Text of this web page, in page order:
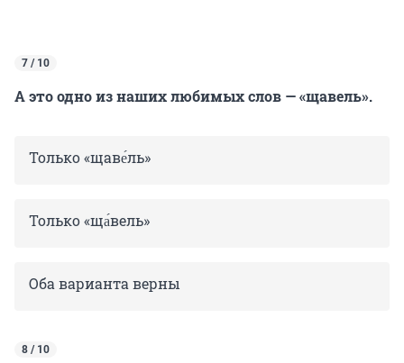
7 / 10
А это одно из наших любимых слов — «щавель».
Только «щаве́ль»
Только «ща́вель»
Оба варианта верны
8 / 10